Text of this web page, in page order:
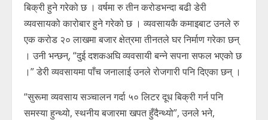
बिक्री हुने गरेको छ । वर्षमा रु तीन करोडभन्दा बढी डेरी
व्यवसायको कारोबार हुने गरेको छ । व्यवसायकै कमाइबाट उनले रु
एक करोड २० लाखमा बजार क्षेत्रमा तीनतले घर निर्माण गरेका छन्
। उनी भन्छन्, “दुई दशकअघि व्यवसायी बन्ने सपना सफल भएको छ
।” डेरी व्यवसायमा पाँच जनालाई उनले रोजगारी पनि दिएका छन् ।
“सुरूमा व्यवसाय सञ्चालन गर्दा ५० लिटर दूध बिक्री गर्न पनि
समस्या हुन्थ्यो, स्थनीय बजारमा खपत हुँदैन्थ्यो”, उनले भने,